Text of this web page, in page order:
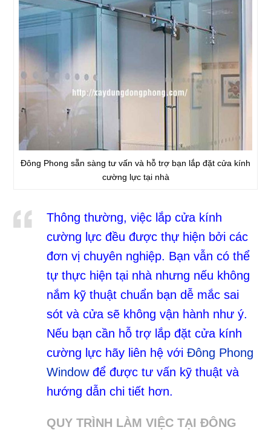
Đông Phong sẵn sàng tư vấn và hỗ trợ bạn lắp đặt cửa kính
cường lực tại nhà
Thông thường, việc lắp cửa kính
cường lực đều được thự hiện bởi các
đơn vị chuyên nghiệp. Bạn vẫn có thể
tự thực hiện tại nhà nhưng nếu không
nắm kỹ thuật chuẩn bạn dễ mắc sai
sót và cửa sẽ không vận hành như ý.
Nếu bạn cần hỗ trợ lắp đặt cửa kính
cường lực hãy liên hệ vớiĐông Phong
Windowđể được tư vấn kỹ thuật và
hướng dẫn chi tiết hơn.
QUY TRÌNH LÀM VIỆC TẠI ĐÔNG